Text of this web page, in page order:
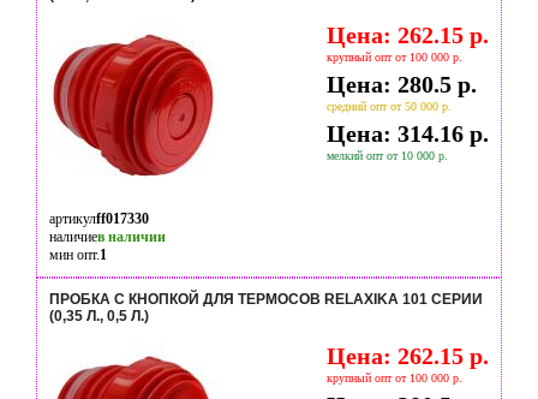
Цена: 262.15 р.
крупный опт от 100 000 р.
Цена: 280.5 р.
средний опт от 50 000 р.
Цена: 314.16 р.
мелкий опт от 10 000 р.
артикулff017330
наличиев наличии
мин опт.1
ПРОБКА С КНОПКОЙ ДЛЯ ТЕРМОСОВ RELAXIKA 101 СЕРИИ
(0,35 Л., 0,5 Л.)
Цена: 262.15 р.
крупный опт от 100 000 р.